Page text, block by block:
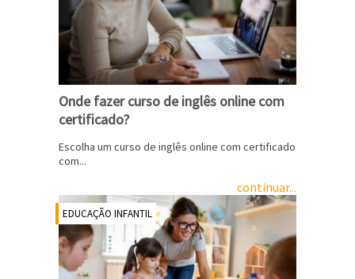
Onde fazer curso de inglês online com
certificado?
Escolha um curso de inglês online com certificado
com...
continuar...
EDUCAÇÃO INFANTIL